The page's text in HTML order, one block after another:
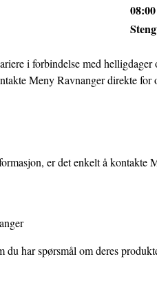
i forbindelse med
Meny Ravnanger direkte for
er det enkelt å kontakte
har spørsmål om deres